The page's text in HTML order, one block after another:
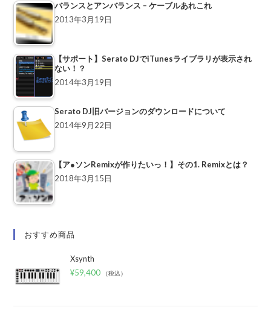
バランスとアンバランス – ケーブルあれこれ
2013年3月19日
【サポート】Serato DJでiTunesライブラリが表示され
ない！？
2014年3月19日
Serato DJ旧バージョンのダウンロードについて
2014年9月22日
【ア●ソンRemixが作りたいっ！】その1. Remixとは？
2018年3月15日
おすすめ商品
Xsynth
¥59,400 （税込）